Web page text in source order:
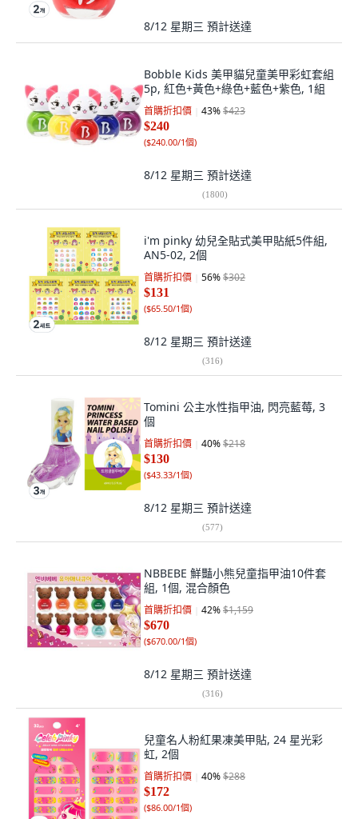
8/12 星期三 預計送達
Bobble Kids 美甲貓兒童美甲彩虹套組
5p, 紅色+黃色+綠色+藍色+紫色, 1組
首購折扣價 43%$423
$240
($240.00/1個)
8/12 星期三 預計送達
(1800)
i'm pinky 幼兒全貼式美甲貼紙5件組,
AN5-02, 2個
首購折扣價 56%$302
$131
($65.50/1個)
8/12 星期三 預計送達
(316)
Tomini 公主水性指甲油, 閃亮藍莓, 3
個
首購折扣價 40%$218
$130
($43.33/1個)
8/12 星期三 預計送達
(577)
NBBEBE 鮮豔小熊兒童指甲油10件套
組, 1個, 混合顏色
首購折扣價 42%$1,159
$670
($670.00/1個)
8/12 星期三 預計送達
(316)
兒童名人粉紅果凍美甲貼, 24 星光彩
虹, 2個
首購折扣價 40%$288
$172
($86.00/1個)